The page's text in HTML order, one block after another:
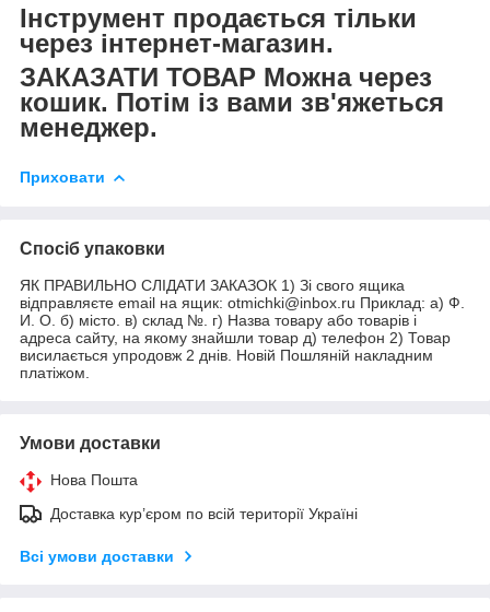
Інструмент продається тільки
через інтернет-магазин.
ЗАКАЗАТИ ТОВАР Можна через
кошик. Потім із вами зв'яжеться
менеджер.
Приховати
Спосіб упаковки
ЯК ПРАВИЛЬНО СЛІДАТИ ЗАКАЗОК 1) Зі свого ящика
відправляєте email на ящик: otmichki@inbox.ru Приклад: а) Ф.
И. О. б) місто. в) склад №. г) Назва товару або товарів і
адреса сайту, на якому знайшли товар д) телефон 2) Товар
висилається упродовж 2 днів. Новій Пошляній накладним
платіжом.
Умови доставки
Нова Пошта
Доставка кур’єром по всій території Україні
Всі умови доставки